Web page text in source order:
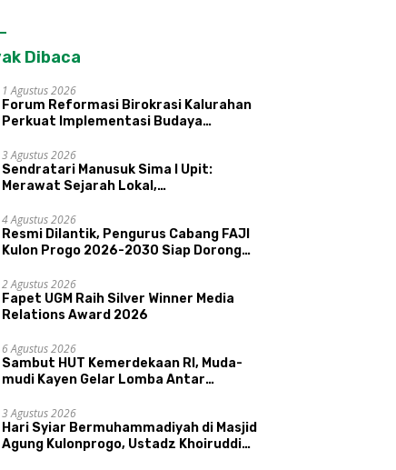
Madu
Kalurahan Condongcatur
Tingkatkan Kapasitas 30
Dibaca
1 Agustus 2026
Forum Reformasi Birokrasi Kalurahan
Perkuat Implementasi Budaya
Kepamongan DIY
3 Agustus 2026
Sendratari Manusuk Sima I Upit:
Merawat Sejarah Lokal,
Pariwisata, dan Ekologi Klaten
4 Agustus 2026
Resmi Dilantik, Pengurus Cabang FAJI
Kulon Progo 2026-2030 Siap Dorong
Sungai Progo
2 Agustus 2026
Fapet UGM Raih Silver Winner Media
Relations Award 2026
6 Agustus 2026
Sambut HUT Kemerdekaan RI, Muda-
mudi Kayen Gelar Lomba Antar
3 Agustus 2026
Hari Syiar Bermuhammadiyah di Masjid
Agung Kulonprogo, Ustadz Khoiruddin